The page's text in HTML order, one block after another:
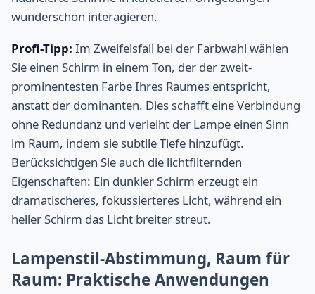
wunderschön interagieren.
Profi-Tipp: Im Zweifelsfall bei der Farbwahl wählen
Sie einen Schirm in einem Ton, der der zweit-
prominentesten Farbe Ihres Raumes entspricht,
anstatt der dominanten. Dies schafft eine Verbindung
ohne Redundanz und verleiht der Lampe einen Sinn
im Raum, indem sie subtile Tiefe hinzufügt.
Berücksichtigen Sie auch die lichtfilternden
Eigenschaften: Ein dunkler Schirm erzeugt ein
dramatischeres, fokussierteres Licht, während ein
heller Schirm das Licht breiter streut.
Lampenstil-Abstimmung, Raum für
Raum: Praktische Anwendungen